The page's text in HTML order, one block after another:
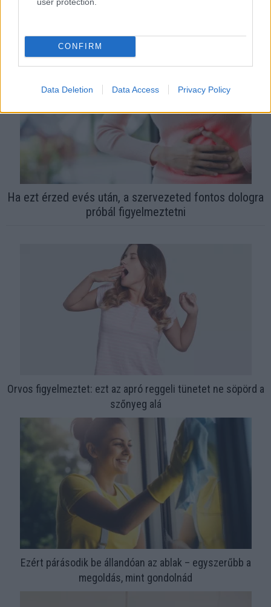
CONFIRM
Data Deletion Data Access Privacy Policy
Ha ezt érzed evés után, a szervezeted fontos dologra
próbál figyelmeztetni
Orvos figyelmeztet: ezt az apró reggeli tünetet ne söpörd a
szőnyeg alá
Ezért párásodik be állandóan az ablak – egyszerűbb a
megoldás, mint gondolnád